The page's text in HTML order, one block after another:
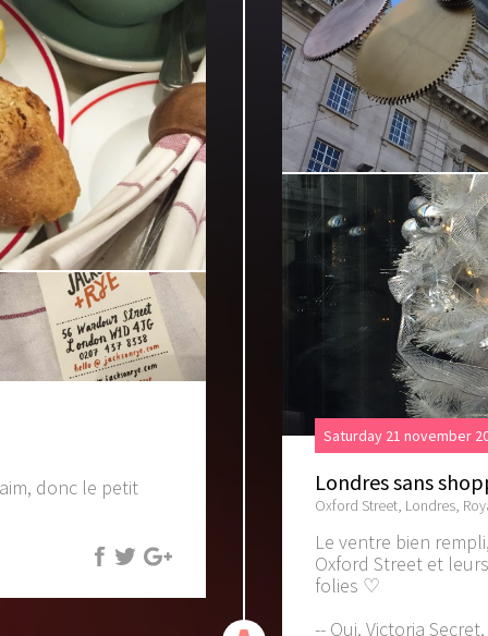
donc le petit
Saturday 21 november
Londres sans
Oxford Street, Londres,
Le ventre bien
Oxford Street et
folies ♡
-- Oui, Victoria